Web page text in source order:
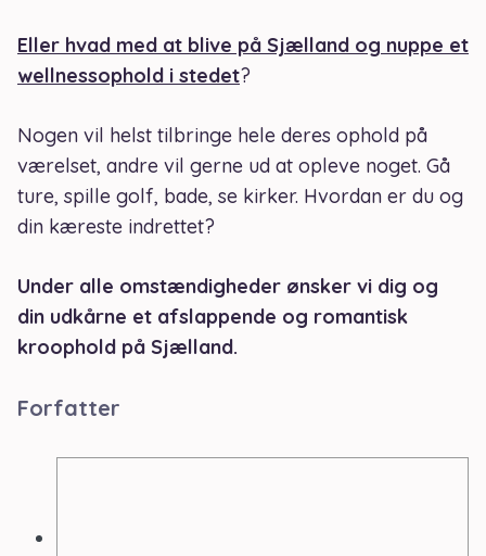
Eller hvad med at blive på Sjælland og nuppe et
wellnessophold i stedet?
Nogen vil helst tilbringe hele deres ophold på
værelset, andre vil gerne ud at opleve noget. Gå
ture, spille golf, bade, se kirker. Hvordan er du og
din kæreste indrettet?
Under alle omstændigheder ønsker vi dig og
din udkårne et afslappende og romantisk
kroophold på Sjælland.
Forfatter